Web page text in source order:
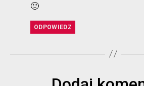
🙂
ODPOWIEDZ